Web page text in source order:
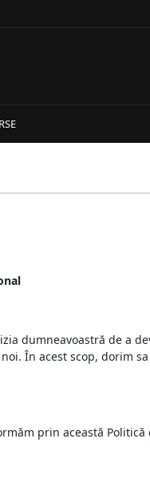
dumneavoastră de a
În acest scop, dorim
prin această